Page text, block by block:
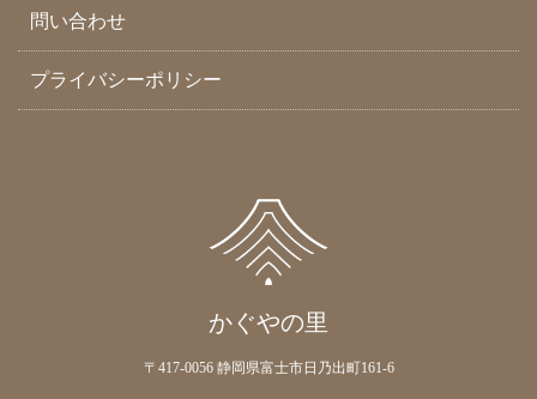
問い合わせ
プライバシーポリシー
かぐやの里
〒417-0056 静岡県富士市日乃出町161-6